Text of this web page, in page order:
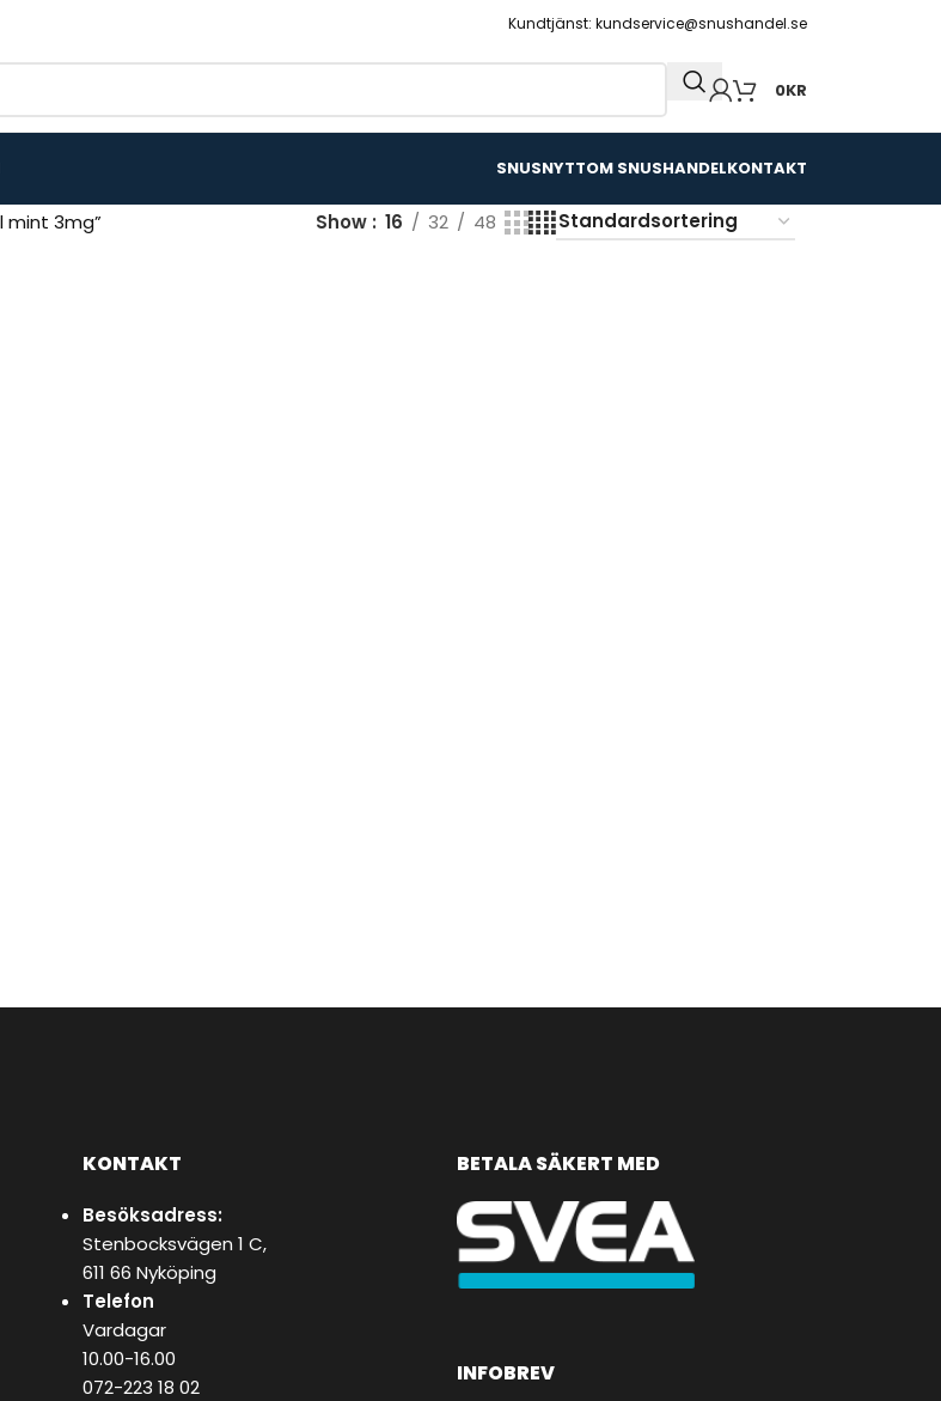
Kundtjänst: kundservice@snushandel.se
0KR
SNUSNYTTOM SNUSHANDELKONTAKT
mint 3mg” Show 16 32 48
KONTAKT
Besöksadress:
Stenbocksvägen 1 C,
611 66 Nyköping
Telefon
Vardagar
10.00-16.00
072-223 18 02
BETALA SÄKERT MED
INFOBREV